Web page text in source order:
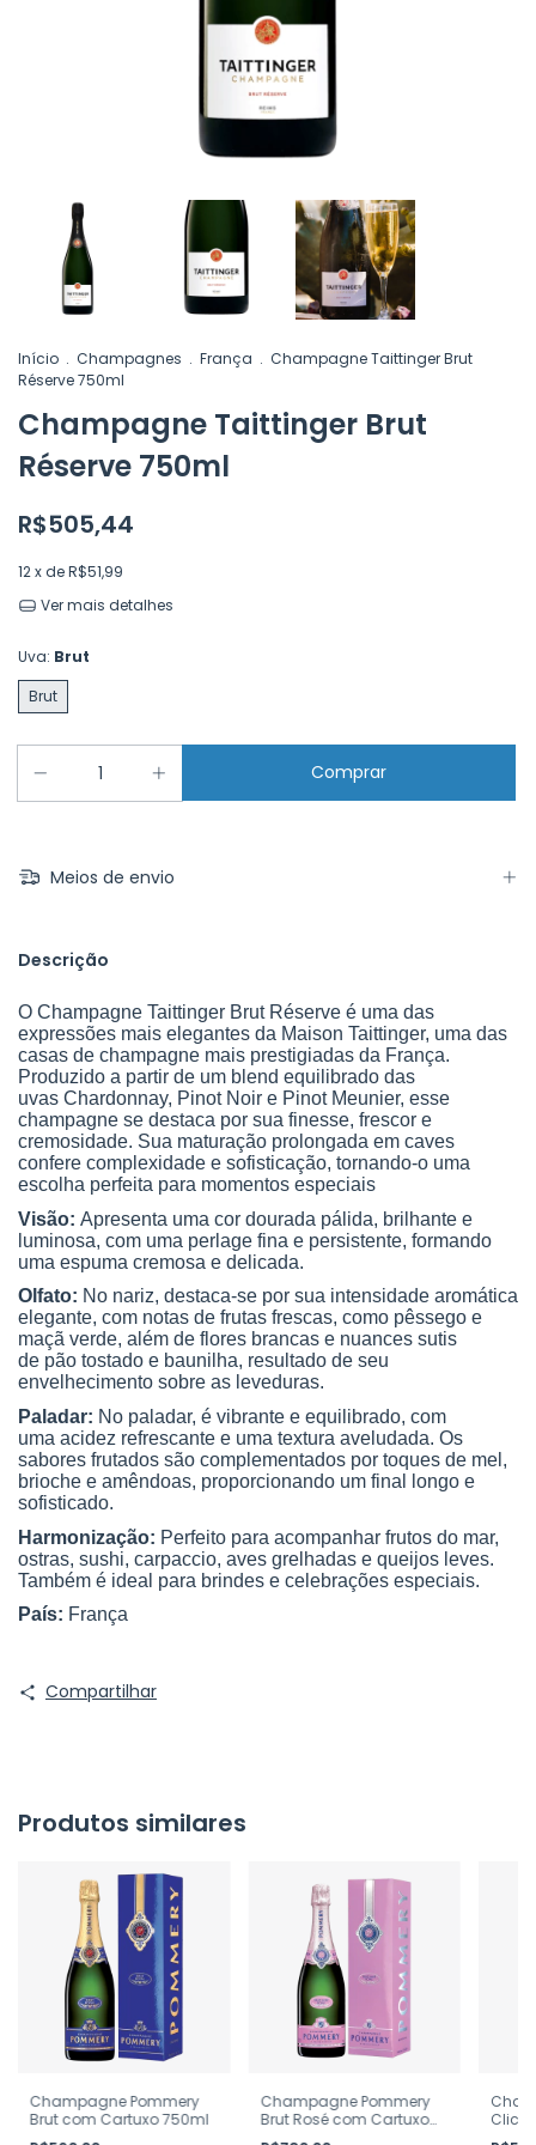
Início . Champagnes . França . Champagne Taittinger Brut
Réserve 750ml
Champagne Taittinger Brut
Réserve 750ml
R$505,44
12x deR$51,99
Ver mais detalhes
Uva: Brut
Brut
Meios de envio
Descrição
O Champagne Taittinger Brut Réserve é uma das
expressões mais elegantes da Maison Taittinger, uma das
casas de champagne mais prestigiadas da França.
Produzido a partir de um blend equilibrado das
uvas Chardonnay, Pinot Noir e Pinot Meunier, esse
champagne se destaca por sua finesse, frescor e
cremosidade. Sua maturação prolongada em caves
confere complexidade e sofisticação, tornando-o uma
escolha perfeita para momentos especiais
Visão: Apresenta uma cor dourada pálida, brilhante e
luminosa, com uma perlage fina e persistente, formando
uma espuma cremosa e delicada.
Olfato: No nariz, destaca-se por sua intensidade aromática
elegante, com notas de frutas frescas, como pêssego e
maçã verde, além de flores brancas e nuances sutis
de pão tostado e baunilha, resultado de seu
envelhecimento sobre as leveduras.
Paladar: No paladar, é vibrante e equilibrado, com
uma acidez refrescante e uma textura aveludada. Os
sabores frutados são complementados por toques de mel,
brioche e amêndoas, proporcionando um final longo e
sofisticado.
Harmonização: Perfeito para acompanhar frutos do mar,
ostras, sushi, carpaccio, aves grelhadas e queijos leves.
Também é ideal para brindes e celebrações especiais.
País: França
Compartilhar
Produtos similares
Champagne Pommery
Brut com Cartuxo 750ml
Champagne Pommery
Brut Rosé com Cartuxo
750ml